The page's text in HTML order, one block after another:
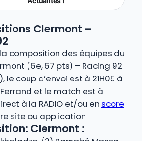
Clermont –
composition des équipes du
(6e, 67 pts) – Racing 92
le coup d’envoi est à 21H05 à
et le match est à
à la RADIO et/ou en score
site ou application
Clermont :